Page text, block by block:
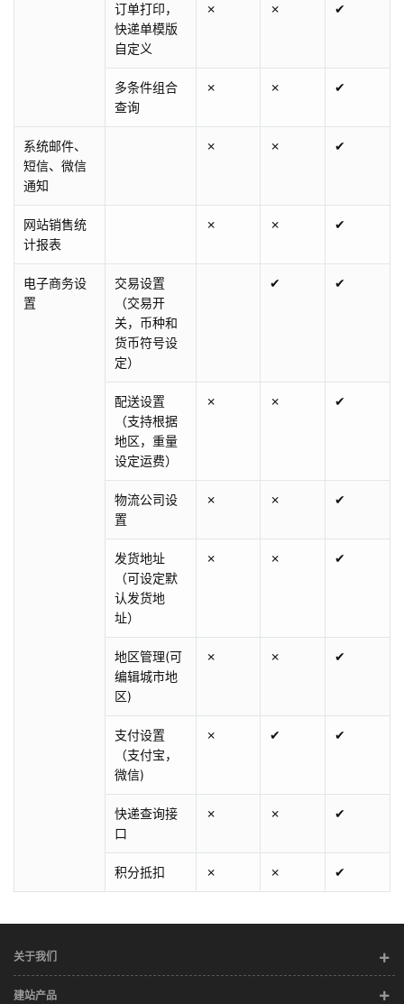
订单打印，
快递单模版
自定义
✗ ✗ ✔
多条件组合
查询
✗ ✗ ✔
系统邮件、
短信、微信
通知
✗ ✗ ✔
网站销售统
计报表
✗ ✗ ✔
电子商务设
置
交易设置
（交易开
关，币种和
货币符号设
定）
✔ ✔
配送设置
（支持根据
地区，重量
设定运费）
✗ ✗ ✔
物流公司设
置
✗ ✗ ✔
发货地址
（可设定默
认发货地
址）
✗ ✗ ✔
地区管理(可
编辑城市地
区)
✗ ✗ ✔
支付设置
（支付宝，
微信)
✗ ✔ ✔
快递查询接
口
✗ ✗ ✔
积分抵扣 ✗ ✗ ✔
关于我们
建站产品